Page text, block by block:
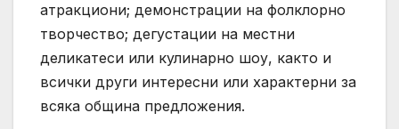
атракциони; демонстрации на фолклорно
творчество; дегустации на местни
деликатеси или кулинарно шоу, както и
всички други интересни или характерни за
всяка община предложения.